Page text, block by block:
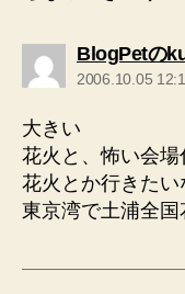
BlogPetの
2006.10.05
大きい
花火と、怖い会
花火とか行きたい
東京湾で土浦全